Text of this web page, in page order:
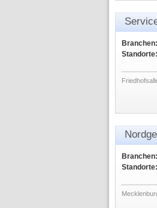
Branchen:
Standorte:
Branchen:
Standorte: